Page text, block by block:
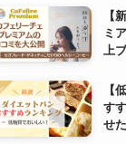
【
ミ
上
【
す
せ